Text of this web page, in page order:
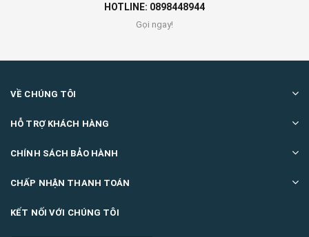
HOTLINE: 0898448944
Gọi ngay!
VỀ CHÚNG TÔI
HỖ TRỢ KHÁCH HÀNG
CHÍNH SÁCH BẢO HÀNH
CHẤP NHẬN THANH TOÁN
KẾT NỐI VỚI CHÚNG TÔI